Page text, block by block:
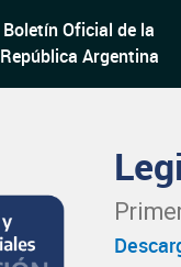
Boletín Oficial de la
República Argentina